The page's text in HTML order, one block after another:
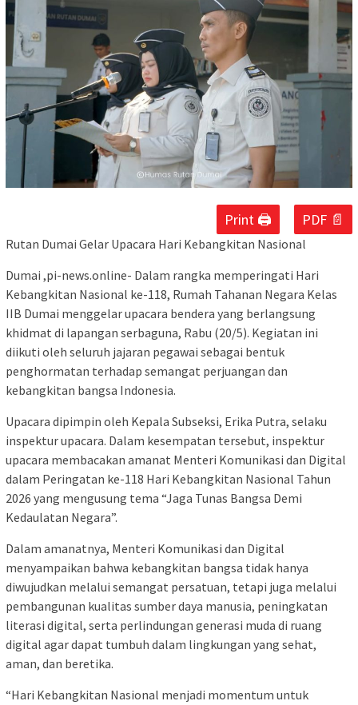
Print 🖨 PDF 📄
Rutan Dumai Gelar Upacara Hari Kebangkitan Nasional
Dumai ,pi-news.online- Dalam rangka memperingati Hari
Kebangkitan Nasional ke-118, Rumah Tahanan Negara Kelas
IIB Dumai menggelar upacara bendera yang berlangsung
khidmat di lapangan serbaguna, Rabu (20/5). Kegiatan ini
diikuti oleh seluruh jajaran pegawai sebagai bentuk
penghormatan terhadap semangat perjuangan dan
kebangkitan bangsa Indonesia.
Upacara dipimpin oleh Kepala Subseksi, Erika Putra, selaku
inspektur upacara. Dalam kesempatan tersebut, inspektur
upacara membacakan amanat Menteri Komunikasi dan Digital
dalam Peringatan ke-118 Hari Kebangkitan Nasional Tahun
2026 yang mengusung tema “Jaga Tunas Bangsa Demi
Kedaulatan Negara”.
Dalam amanatnya, Menteri Komunikasi dan Digital
menyampaikan bahwa kebangkitan bangsa tidak hanya
diwujudkan melalui semangat persatuan, tetapi juga melalui
pembangunan kualitas sumber daya manusia, peningkatan
literasi digital, serta perlindungan generasi muda di ruang
digital agar dapat tumbuh dalam lingkungan yang sehat,
aman, dan beretika.
“Hari Kebangkitan Nasional menjadi momentum untuk